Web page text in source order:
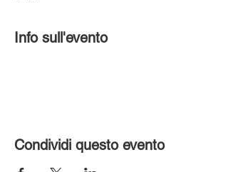
Info sull'evento
Condividi questo evento